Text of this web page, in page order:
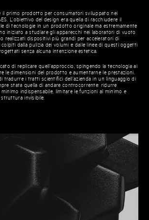
il primo prodotto per consumatori sviluppato nei
L’obiettivo del design era quella di racchiudere il
di tecnologie in un prodotto originale ma estremamente
iniziato a studiare gli apparecchi nei laboratori di vuoto
realizzati dispositivi più grandi per acceleratori di
dalla pulizia dei volumi e dalle linee di questi oggetti
senza alcuna intenzione estetica.
di replicare quell’approccio, spingendo la tecnologia ai
le dimensioni del prodotto e aumentarne le prestazioni.
tradurre i tratti scientifici dell’azienda in un linguaggio di
stata quella di andare controcorrente: ridurre
minimo indispensabile, limitare le funzioni al minimo e
struttura invisibile.